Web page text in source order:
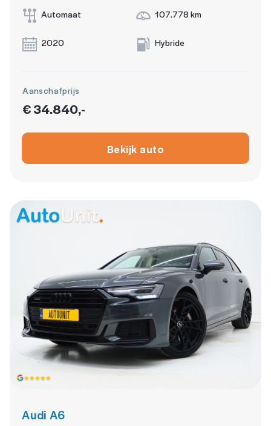
Automaat 107.778 km
2020 Hybride
Aanschafprijs
€ 34.840,-
Bekijk auto
Audi A6